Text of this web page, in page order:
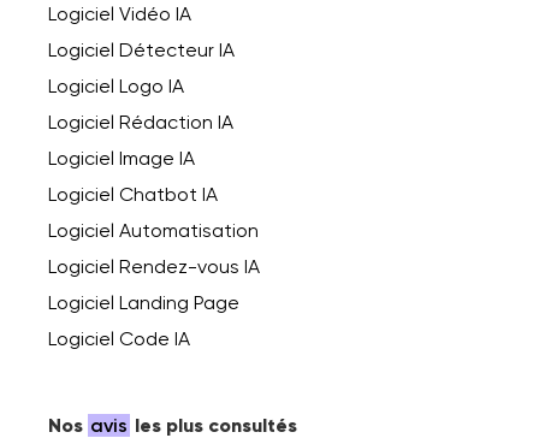
Logiciel Vidéo IA
Logiciel Détecteur IA
Logiciel Logo IA
Logiciel Rédaction IA
Logiciel Image IA
Logiciel Chatbot IA
Logiciel Automatisation
Logiciel Rendez-vous IA
Logiciel Landing Page
Logiciel Code IA
Nos avis les plus consultés